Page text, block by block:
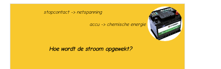
stopcontact -> netspanning
accu -> chemische energie
Hoe wordt de stroom opgewekt?